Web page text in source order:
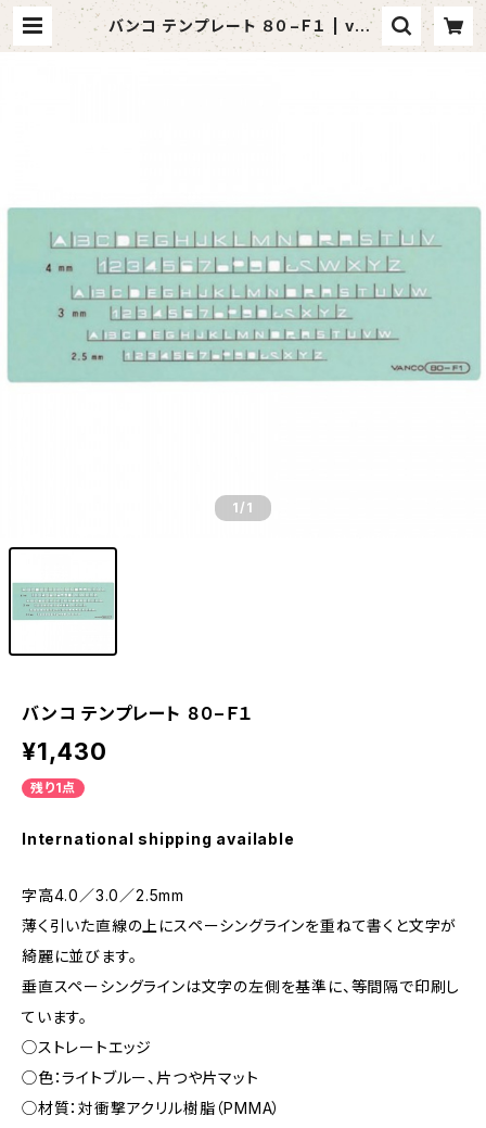
バンコ テンプレート ８０−Ｆ１ | van
daful （バンダフル）
1 /1
バンコ テンプレート ８０−Ｆ１
¥1,430
残り1点
International shipping available
字高4.0／3.0／2.5mm
薄く引いた直線の上にスペーシングラインを重ねて書くと文字が
綺麗に並びます。
垂直スペーシングラインは文字の左側を基準に、等間隔で印刷し
ています。
◯ストレートエッジ
◯色：ライトブルー、片つや片マット
◯材質：対衝撃アクリル樹脂（PMMA）